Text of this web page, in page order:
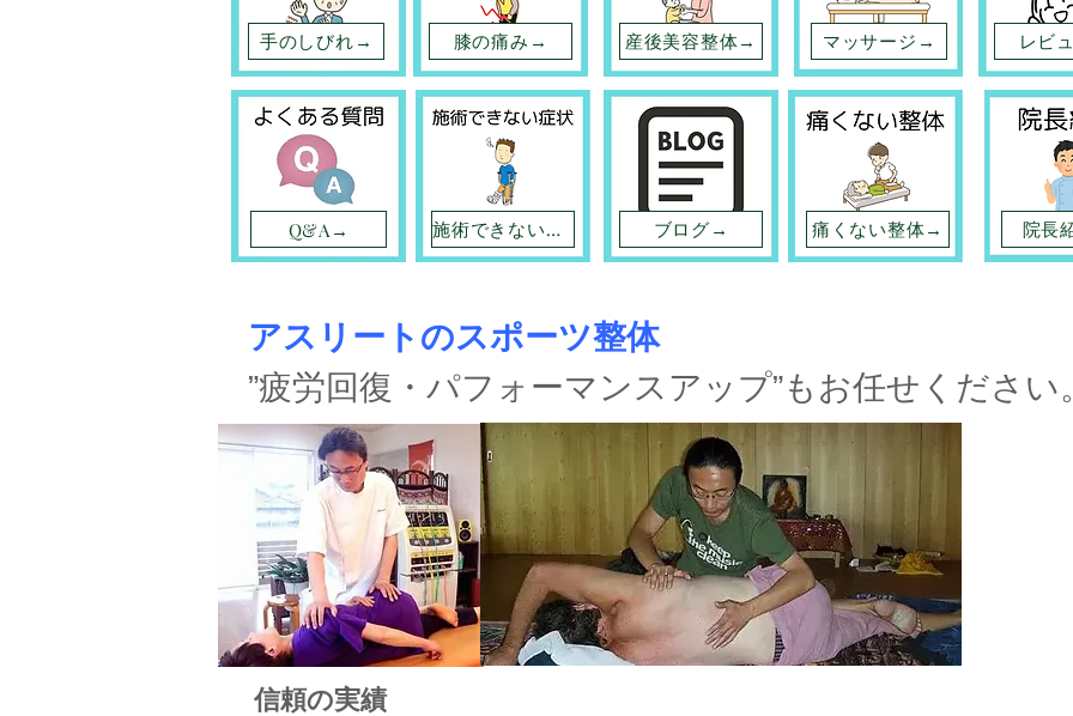
手のしびれ→ 膝の痛み→ 産後美容整体→ マッサージ→
Q&A→ 施術できない症状→ ブログ→ 痛くない整体→
レビ
院長
アスリートのスポーツ整体
”疲労回復・パフォーマンスアップ”もお任せください
​信頼の実績